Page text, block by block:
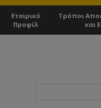
Εταιρικό
Προφίλ
Τρόποι
και